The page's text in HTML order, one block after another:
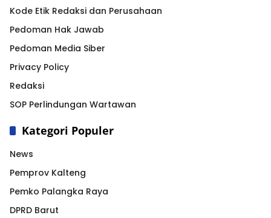
Kode Etik Redaksi dan Perusahaan
Pedoman Hak Jawab
Pedoman Media Siber
Privacy Policy
Redaksi
SOP Perlindungan Wartawan
Kategori Populer
News
Pemprov Kalteng
Pemko Palangka Raya
DPRD Barut